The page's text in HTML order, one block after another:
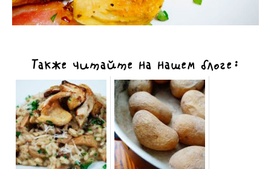
Также читайте на нашем блоге: